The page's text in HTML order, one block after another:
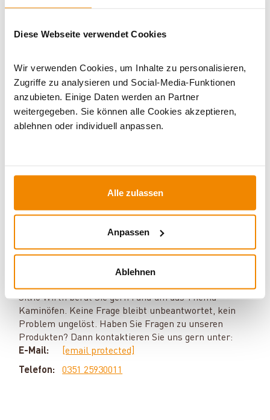
Diese Webseite verwendet Cookies
Wir verwenden Cookies, um Inhalte zu personalisieren,
Zugriffe zu analysieren und Social-Media-Funktionen
anzubieten. Einige Daten werden an Partner
weitergegeben. Sie können alle Cookies akzeptieren,
ablehnen oder individuell anpassen.
Alle zulassen
Anpassen
Ablehnen
Wasserführende Kaminöfen|ab 17 kW| Kaminöfen in
schwarz|Kaminofen mit Abbrandsteuerung|Holzofen
Kaminöfen mit externer Luftzufuhr
Ihr Berater zum Thema Öfen und
Silvio Wirth berät Sie gern rund um das Thema
Kaminöfen. Keine Frage bleibt unbeantwortet, kein
Problem ungelöst. Haben Sie Fragen zu unseren
Produkten? Dann kontaktieren Sie uns gern unter:
E-Mail:
[email protected]
Telefon:
0351 25930011